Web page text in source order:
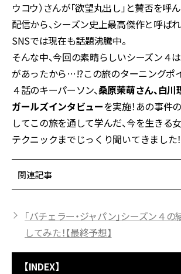
ウコウ）さんが「欲望丸出し」と賛否を呼
配信から、シーズン史上最高傑作と呼ば
SNSでは現在も話題沸騰中。
そんな中、今回の素晴らしいシーズン４は
があったから…!?この旅のターニングポ
４話のキーパーソン、桑原茉萌さん、白
ガールズインタビューを実施！あの事件
してこの旅を通して学んだ、今を生きる
テクニックまでじっくり聞いてきました！
関連記事
「バチェラー・ジャパン」シーズン４
してみた！【最終予想】
【INDEX】